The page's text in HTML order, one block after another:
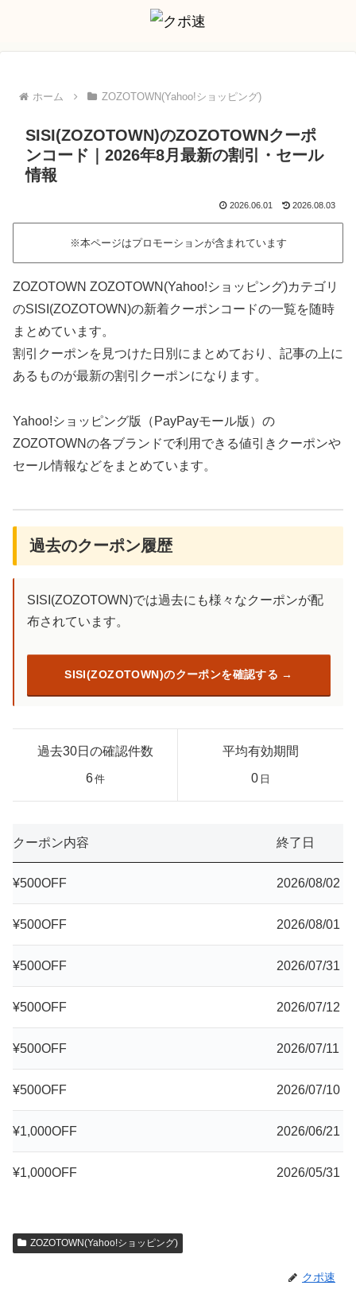
ホーム ZOZOTOWN(Yahoo!ショッピング)
SISI(ZOZOTOWN)のZOZOTOWNクーポ
ンコード｜2026年8月最新の割引・セール
情報
2026.06.01 2026.08.03
※本ページはプロモーションが含まれています
ZOZOTOWN ZOZOTOWN(Yahoo!ショッピング)カテゴリ
のSISI(ZOZOTOWN)の新着クーポンコードの一覧を随時
まとめています。
割引クーポンを見つけた日別にまとめており、記事の上に
あるものが最新の割引クーポンになります。
Yahoo!ショッピング版（PayPayモール版）の
ZOZOTOWNの各ブランドで利用できる値引きクーポンや
セール情報などをまとめています。
過去のクーポン履歴
SISI(ZOZOTOWN)では過去にも様々なクーポンが配
布されています。
SISI(ZOZOTOWN)のクーポンを確認する
過去30日の確認件数
6件
平均有効期間
0 日
クーポン内容 終了日
¥500OFF 2026/08/02
¥500OFF 2026/08/01
¥500OFF 2026/07/31
¥500OFF 2026/07/12
¥500OFF 2026/07/11
¥500OFF 2026/07/10
¥1,000OFF 2026/06/21
¥1,000OFF 2026/05/31
ZOZOTOWN(Yahoo!ショッピング)
クポ速